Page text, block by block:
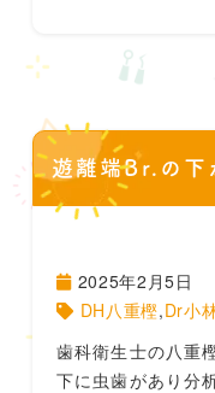
遊離端Br.の下
2025年2月5日
DH八重樫,Dr小
歯科衛生士の八重
下に虫歯があり分